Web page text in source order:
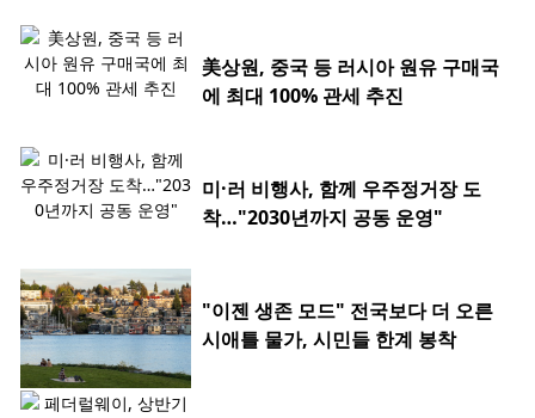
美상원, 중국 등 러시아 원유 구매국
에 최대 100% 관세 추진
미·러 비행사, 함께 우주정거장 도
착…"2030년까지 공동 운영"
"이젠 생존 모드" 전국보다 더 오른
시애틀 물가, 시민들 한계 봉착